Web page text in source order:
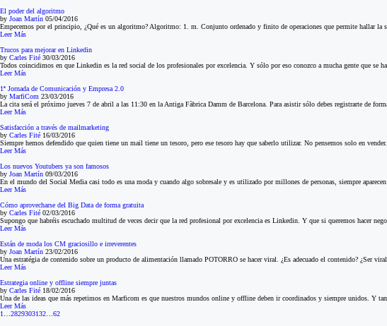
El poder del algoritmo
by Joan Martín 05/04/2016
Empecemos por el principio, ¿Qué es un algoritmo? Algoritmo: 1. m. Conjunto ordenado y finito de operaciones que permite hallar la
Leer Más
Trucos para mejorar en Linkedin
by Carles Fité 30/03/2016
Todos coincidimos en que Linkedin es la red social de los profesionales por excelencia. Y sólo por eso conozco a mucha gente que se
Leer Más
1ª Jornada de Comunicación y Empresa 2.0
by MarfiCom 23/03/2016
La cita será el próximo jueves 7 de abril a las 11:30 en la Antiga Fàbrica Damm de Barcelona. Para asistir sólo debes registrarte de
Leer Más
Satisfacción a través de mailmarketing
by Carles Fité 16/03/2016
Siempre hemos defendido que quien tiene un mail tiene un tesoro, pero ese tesoro hay que saberlo utilizar. No pensemos solo en
Leer Más
Los nuevos Youtubers ya son famosos
by Joan Martín 09/03/2016
En el mundo del Social Media casi todo es una moda y cuando algo sobresale y es utilizado por millones de personas, siempre
Leer Más
Cómo aprovecharse del Big Data de forma gratuita
by Carles Fité 02/03/2016
Supongo que habréis escuchado multitud de veces decir que la red profesional por excelencia es Linkedin. Y que si queremos hacer
Leer Más
Están de moda los CM graciosillo e irreverentes
by Joan Martín 23/02/2016
Una estratégia de contenido sobre un producto de alimentación llamado POTORRO se hacer viral. ¿Es adecuado el contenido? ¿Ser
Leer Más
Estrategia online y offline siempre juntas
by Carles Fité 18/02/2016
Una de las ideas que más repetimos en Marficom es que nuestros mundos online y offline deben ir coordinados y siempre unidos. Y
Leer Más
1
2829303132 62